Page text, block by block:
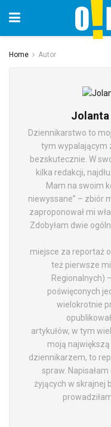
Home Autor
Dziennikarstwo to
tym wypalającym
bezskutecznie. W
kilka redakcji,
Mam na swoim
niewyssane” – zbiór
zaproponował mi
Zdobyłam dwie
miejsce za reportaż
też pierwsze
Regionalnych)
poświęconych
wielokrotnie
artykułów, w tym
moją
dziennikarzem, to
spraw.
żyjących w skrajnej